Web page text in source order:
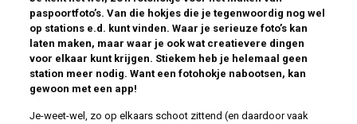
paspoortfoto’s. Van die hokjes die je tegenwoordig nog wel
op stations e.d. kunt vinden. Waar je serieuze foto’s kan
laten maken, maar waar je ook wat creatievere dingen
voor elkaar kunt krijgen. Stiekem heb je helemaal geen
station meer nodig. Want een fotohokje nabootsen, kan
gewoon met een app!
Je-weet-wel, zo op elkaars schoot zittend (en daardoor vaak